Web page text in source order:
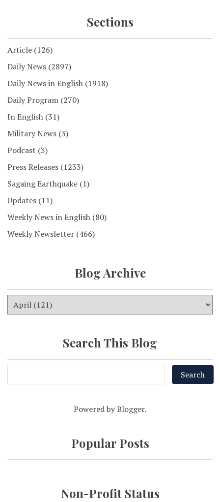
Sections
Article (126)
Daily News (2897)
Daily News in English (1918)
Daily Program (270)
In English (31)
Military News (3)
Podcast (3)
Press Releases (1233)
Sagaing Earthquake (1)
Updates (11)
Weekly News in English (80)
Weekly Newsletter (466)
Blog Archive
Search This Blog
Powered byBlogger.
Popular Posts
Non-Profit Status